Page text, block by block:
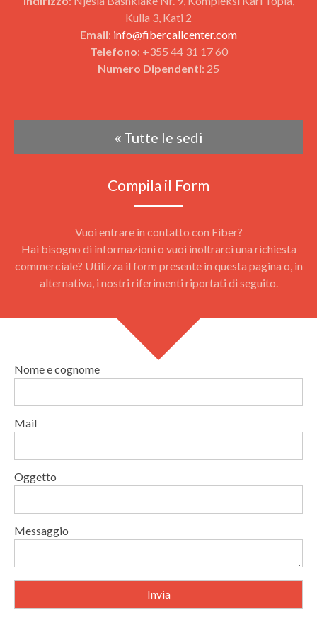
Kulla 3, Kati 2
Email: info@fibercallcenter.com
Telefono: +355 44 31 17 60
Numero Dipendenti: 25
Tutte le sedi
Compila il Form
Vuoi entrare in contatto con Fiber?
Hai bisogno di informazioni o vuoi inoltrarci una richiesta
commerciale? Utilizza il form presente in questa pagina o, in
alternativa, i nostri riferimenti riportati di seguito.
Nome e cognome
Mail
Oggetto
Messaggio